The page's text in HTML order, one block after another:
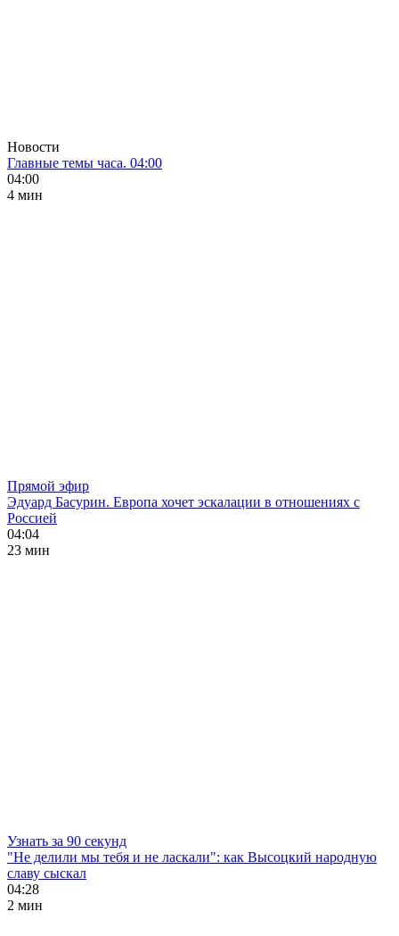
Новости
Главные темы часа. 04:00
04:00
4 мин
Прямой эфир
Эдуард Басурин. Европа хочет эскалации в отношениях с
Россией
04:04
23 мин
Узнать за 90 секунд
"Не делили мы тебя и не ласкали": как Высоцкий народную
славу сыскал
04:28
2 мин